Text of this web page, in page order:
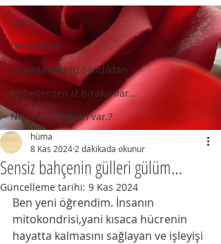
Tümü
Denemeler
Lavanta kokulu sandıktan
Yad ellerden iz bırakanlar...
Niçin bir bloğum var.?
Sensiz bahçenin gülleri gülüm…
hüma
8 Kas 2024 2 dakikada okunur
Güncelleme tarihi: 9 Kas 2024
Ben yeni öğrendim. İnsanın
mitokondrisi,yani kısaca hücrenin
hayatta kalmasını sağlayan ve işleyişi